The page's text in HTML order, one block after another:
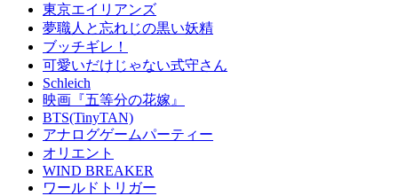
東京エイリアンズ
夢職人と忘れじの黒い妖精
ブッチギレ！
可愛いだけじゃない式守さん
Schleich
映画『五等分の花嫁』
BTS(TinyTAN)
アナログゲームパーティー
オリエント
WIND BREAKER
ワールドトリガー